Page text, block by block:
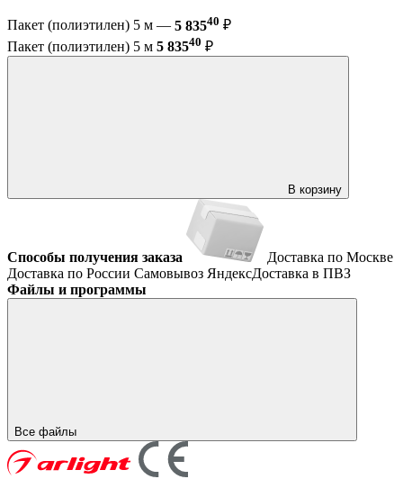
Пакет (полиэтилен) 5 м — 5 83540 ₽
Пакет (полиэтилен) 5 м 5 83540 ₽
В корзину
Способы получения заказа
Доставка по Москве
Доставка по России Самовывоз ЯндексДоставка в ПВЗ
Файлы и программы
Все файлы